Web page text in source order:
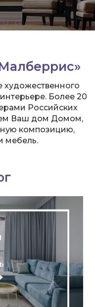
Более 20
Российских
Ваш дом Домом,
композицию,
мебель.